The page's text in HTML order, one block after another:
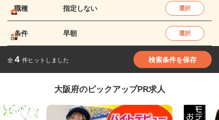
職種 指定しない 選択
条件 早朝 選択
全 4 件ヒットしました 検索条件を保存
大阪府のピックアップPR求人